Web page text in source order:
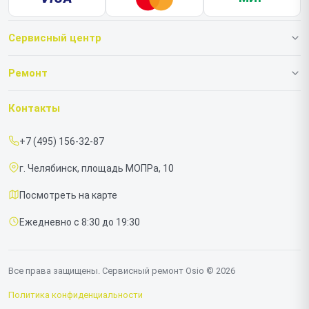
Сервисный центр
О нашем сервисе
Срочный ремонт
Доставка и способы оплаты
Диагностика
Контакты
Ремонт
Ноутбуков
Контакты
+7 (495) 156-32-87
г. Челябинск, площадь МОПРа, 10
Посмотреть на карте
Ежедневно с 8:30 до 19:30
Все права защищены. Сервисный ремонт Osio © 2026
Политика конфиденциальности